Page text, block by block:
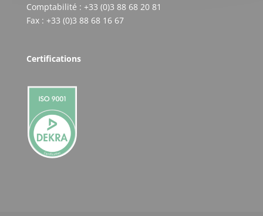
Comptabilité : +33 (0)3 88 68 20 81
Fax : +33 (0)3 88 68 16 67
Certifications